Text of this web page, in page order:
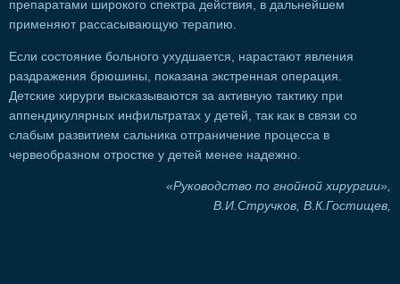
препаратами широкого спектра действия, в дальнейшем
применяют рассасывающую терапию.
Если состояние больного ухудшается, нарастают явления
раздражения брюшины, показана экстренная операция.
Детские хирурги высказываются за активную тактику при
аппендикулярных инфильтратах у детей, так как в связи со
слабым развитием сальника отграничение процесса в
червеобразном отростке у детей менее надежно.
«Руководство по гнойной хирургии»,
В.И.Стручков, В.К.Гостищев,